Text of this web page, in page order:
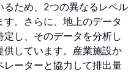
ため、2つの異なるレベル
。さらに、地上のデータ
し、そのデータを分析し
しています。産業施設か
レーターと協力して排出量